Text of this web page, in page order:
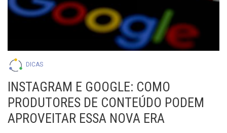
DICAS
INSTAGRAM E GOOGLE: COMO
PRODUTORES DE CONTEÚDO PODEM
APROVEITAR ESSA NOVA ERA